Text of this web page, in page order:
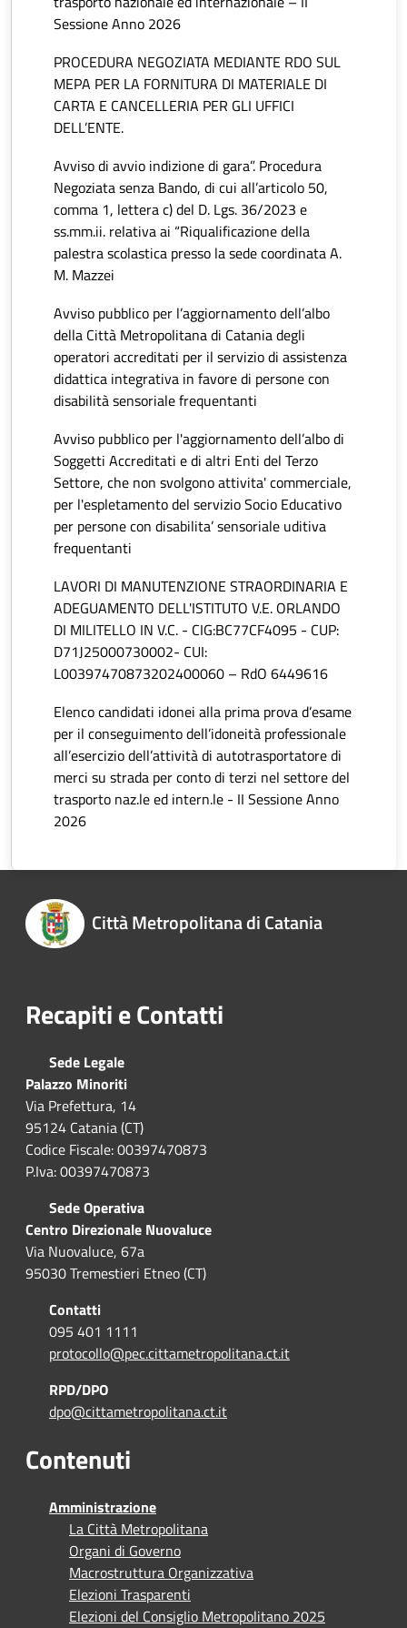
Sessione Anno 2026
PROCEDURA NEGOZIATA MEDIANTE RDO SUL
MEPA PER LA FORNITURA DI MATERIALE DI
CARTA E CANCELLERIA PER GLI UFFICI
DELL’ENTE.
Avviso di avvio indizione di gara”. Procedura
Negoziata senza Bando, di cui all’articolo 50,
comma 1, lettera c) del D. Lgs. 36/2023 e
ss.mm.ii. relativa ai “Riqualificazione della
palestra scolastica presso la sede coordinata A.
M. Mazzei
Avviso pubblico per l’aggiornamento dell’albo
della Città Metropolitana di Catania degli
operatori accreditati per il servizio di assistenza
didattica integrativa in favore di persone con
disabilità sensoriale frequentanti
Avviso pubblico per l'aggiornamento dell’albo di
Soggetti Accreditati e di altri Enti del Terzo
Settore, che non svolgono attivita' commerciale,
per l'espletamento del servizio Socio Educativo
per persone con disabilita’ sensoriale uditiva
frequentanti
LAVORI DI MANUTENZIONE STRAORDINARIA E
ADEGUAMENTO DELL'ISTITUTO V.E. ORLANDO
DI MILITELLO IN V.C. - CIG:BC77CF4095 - CUP:
D71J25000730002- CUI:
L00397470873202400060 – RdO 6449616
Elenco candidati idonei alla prima prova d’esame
per il conseguimento dell’idoneità professionale
all’esercizio dell’attività di autotrasportatore di
merci su strada per conto di terzi nel settore del
trasporto naz.le ed intern.le - II Sessione Anno
2026
Città Metropolitana di Catania
Recapiti e Contatti
Sede Legale
Palazzo Minoriti
Via Prefettura, 14
95124 Catania (CT)
Codice Fiscale: 00397470873
P.Iva: 00397470873
Sede Operativa
Centro Direzionale Nuovaluce
Via Nuovaluce, 67a
95030 Tremestieri Etneo (CT)
Contatti
095 401 1111
protocollo@pec.cittametropolitana.ct.it
RPD/DPO
dpo@cittametropolitana.ct.it
Contenuti
Amministrazione
La Città Metropolitana
Organi di Governo
Macrostruttura Organizzativa
Elezioni Trasparenti
Elezioni del Consiglio Metropolitano 2025